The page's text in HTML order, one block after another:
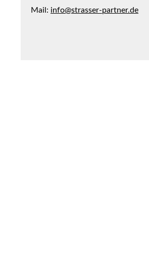
Mail: info@strasser-partner.de